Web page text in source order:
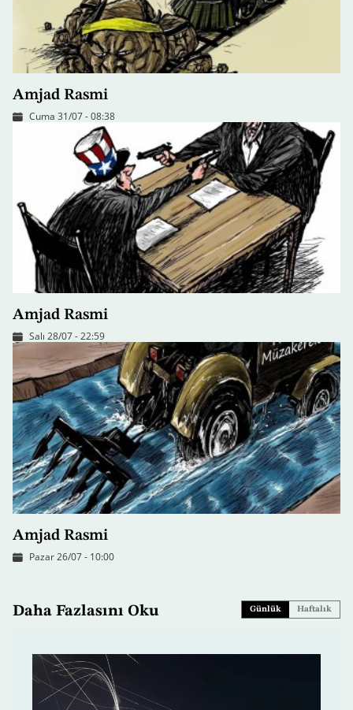
Amjad Rasmi
Cuma 31/07 - 08:38
Amjad Rasmi
Salı 28/07 - 22:59
Amjad Rasmi
Pazar 26/07 - 10:00
Daha Fazlasını Oku Günlük Haftalık